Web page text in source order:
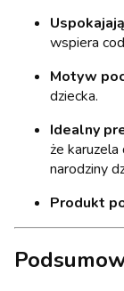
wspiera
Motyw
dziecka.
Idealny
że
narodziny
Produkt